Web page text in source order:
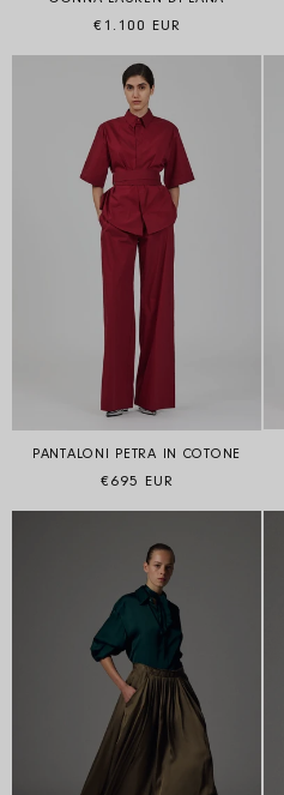
Prezzo di listino
€1.100 EUR
PANTALONI PETRA IN COTONE
Prezzo di listino
€695 EUR